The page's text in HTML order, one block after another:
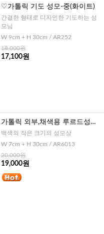
♡가톨릭 기도 성모-중(화이트)
간결한 형태로 디자인한 기도하는 성
모님
W 9cm + H 30cm / AR252
18,000원
17,100원
가톨릭 외부,채색용 루르드성모
상-30cm
백색의 작은 크기의 성모상
W 7cm + H 30cm / AR6013
20,000원
19,000원